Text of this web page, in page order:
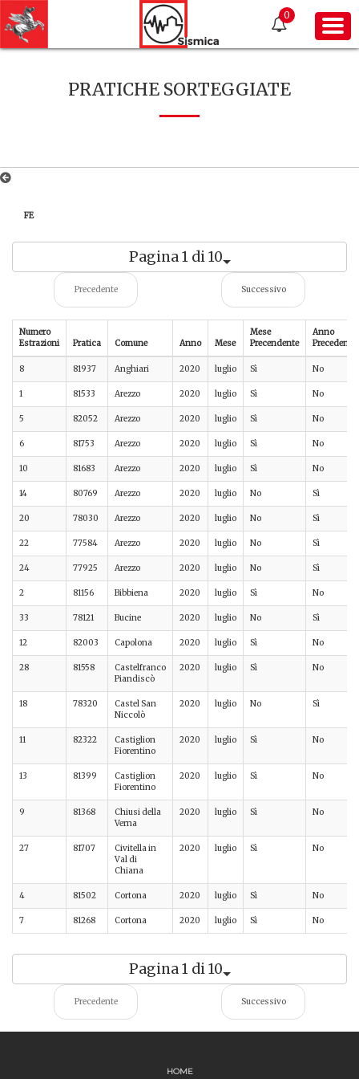
0
PRATICHE SORTEGGIATE
FE
Pagina 1 di 10
Precedente Successivo
Numero
Estrazioni
Pratica Comune Anno Mese
Mese
Precendente
Anno
Precedente
8 81937 Anghiari 2020 luglio Sì No
1 81533 Arezzo 2020 luglio Sì No
5 82052 Arezzo 2020 luglio Sì No
6 81753 Arezzo 2020 luglio Sì No
10 81683 Arezzo 2020 luglio Sì No
14 80769 Arezzo 2020 luglio No Sì
20 78030 Arezzo 2020 luglio No Sì
22 77584 Arezzo 2020 luglio No Sì
24 77925 Arezzo 2020 luglio No Sì
2 81156 Bibbiena 2020 luglio Sì No
33 78121 Bucine 2020 luglio No Sì
12 82003 Capolona 2020 luglio Sì No
28 81558
Castelfranco
Piandiscò
2020 luglio Sì No
18 78320
Castel San
Niccolò
2020 luglio No Sì
11 82322
Castiglion
Fiorentino
2020 luglio Sì No
13 81399
Castiglion
Fiorentino
2020 luglio Sì No
9 81368
Chiusi della
Verna
2020 luglio Sì No
27 81707
Civitella in
Val di
Chiana
2020 luglio Sì No
4 81502 Cortona 2020 luglio Sì No
7 81268 Cortona 2020 luglio Sì No
Pagina 1 di 10
Precedente Successivo
HOME